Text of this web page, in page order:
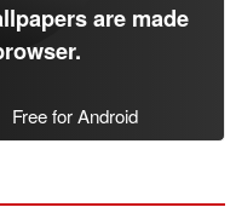
are made
.
Free for Android